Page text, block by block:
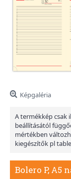
Képgaléria
A termékkép csak
beállításától
mértékben
kiegészítők pl